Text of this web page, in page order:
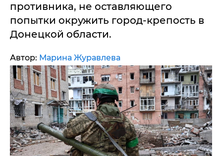
противника, не оставляющего
попытки окружить город-крепость в
Донецкой области.
Автор: Марина Журавлева